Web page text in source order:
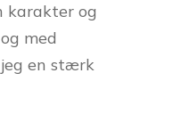
karakter og
med
en stærk